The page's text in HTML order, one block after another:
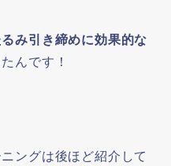
るみ引き締めに効果的な
んです！
ングは後ほど紹介して